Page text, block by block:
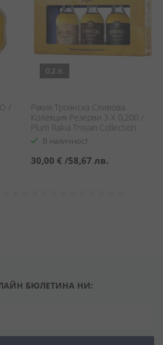
/
0.2 л.
Ракия Троянска Сливова
Колекция Резерви 3 Х 0,200 /
Plum Rakia Troyan Collection
В наличност
30,00 € /58,67 лв.
БЮЛЕТИНА НИ: